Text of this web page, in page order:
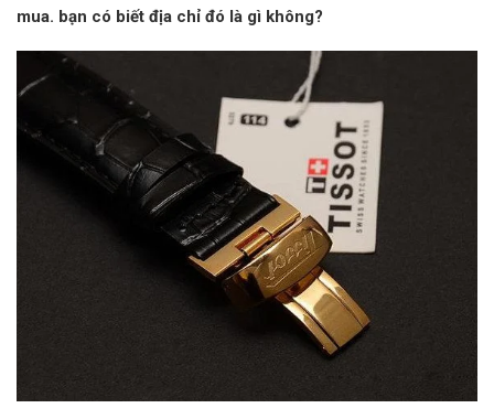
mua. bạn có biết địa chỉ đó là gì không?